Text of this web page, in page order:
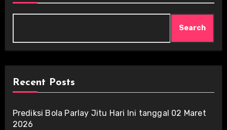
Search
Recent Posts
Prediksi Bola Parlay Jitu Hari Ini tanggal 02 Maret
2026